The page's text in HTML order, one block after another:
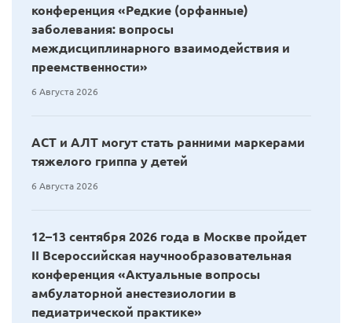
конференция «Редкие (орфанные)
заболевания: вопросы
междисциплинарного взаимодействия и
преемственности»
6 Августа 2026
АСТ и АЛТ могут стать ранними маркерами
тяжелого гриппа у детей
6 Августа 2026
12–13 сентября 2026 года в Москве пройдет
II Всероссийская научнообразовательная
конференция «Актуальные вопросы
амбулаторной анестезиологии в
педиатрической практике»